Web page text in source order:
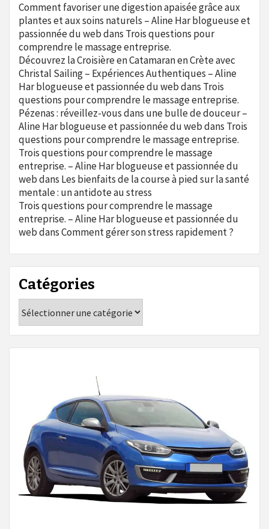
Comment favoriser une digestion apaisée grâce aux
plantes et aux soins naturels – Aline Har blogueuse et
passionnée du webdans Trois questions pour
comprendre le massage entreprise.
Découvrez la Croisière en Catamaran en Crète avec
Christal Sailing – Expériences Authentiques – Aline
Har blogueuse et passionnée du webdans Trois
questions pour comprendre le massage entreprise.
Pézenas : réveillez-vous dans une bulle de douceur –
Aline Har blogueuse et passionnée du webdans Trois
questions pour comprendre le massage entreprise.
Trois questions pour comprendre le massage
entreprise. – Aline Har blogueuse et passionnée du
webdans Les bienfaits de la course à pied sur la santé
mentale : un antidote au stress
Trois questions pour comprendre le massage
entreprise. – Aline Har blogueuse et passionnée du
webdansComment gérer son stress rapidement ?
Catégories